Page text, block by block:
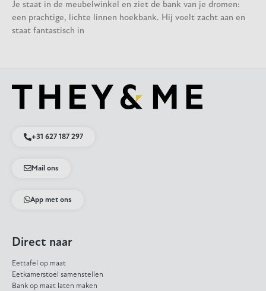
Je staat in de meubelwinkel en ziet de bank van je dromen:
een prachtige, lichte linnen hoekbank. Hij voelt zacht aan en
staat fantastisch in
+31 627 187 297
Mail ons
App met ons
Direct naar
Eettafel op maat
Eetkamerstoel samenstellen
Bank op maat laten maken